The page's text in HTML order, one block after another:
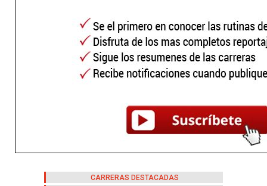
CARRERAS DESTACADAS